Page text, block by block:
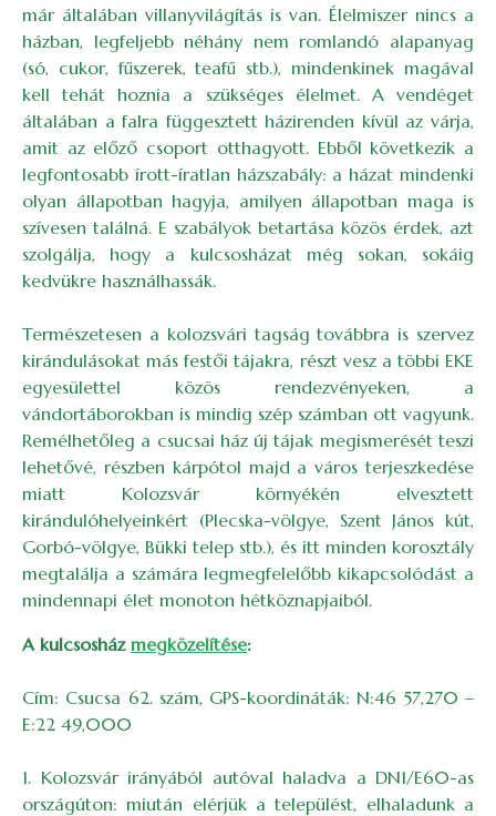
már általában villanyvilágítás is van. Élelmiszer nincs a
házban, legfeljebb néhány nem romlandó alapanyag
(só, cukor, fűszerek, teafű stb.), mindenkinek magával
kell tehát hoznia a szükséges élelmet. A vendéget
általában a falra függesztett házirenden kívül az várja,
amit az előző csoport otthagyott. Ebből következik a
legfontosabb írott-íratlan házszabály: a házat mindenki
olyan állapotban hagyja, amilyen állapotban maga is
szívesen találná. E szabályok betartása közös érdek, azt
szolgálja, hogy a kulcsosházat még sokan, sokáig
kedvükre használhassák.
Természetesen a kolozsvári tagság továbbra is szervez
kirándulásokat más festői tájakra, részt vesz a többi EKE
egyesülettel közös rendezvényeken, a
vándortáborokban is mindig szép számban ott vagyunk.
Remélhetőleg a csucsai ház új tájak megismerését teszi
lehetővé, részben kárpótol majd a város terjeszkedése
miatt Kolozsvár környékén elvesztett
kirándulóhelyeinkért (Plecska-völgye, Szent János kút,
Gorbó-völgye, Bükki telep stb.), és itt minden korosztály
megtalálja a számára legmegfelelőbb kikapcsolódást a
mindennapi élet monoton hétköznapjaiból.
A kulcsosház megközelítése:
Cím: Csucsa 62. szám, GPS-koordináták: N:46 57,270 –
E:22 49,000
1. Kolozsvár irányából autóval haladva a DN1/E60-as
országúton: miután elérjük a települést, elhaladunk a